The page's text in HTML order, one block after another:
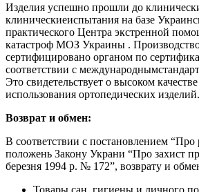
Изделия успешно прошли до
клиническиеиспытания на базе
практического Центра экстренной
катастроф МОЗ Украины .
сертифицировано органом по
соответствии с
Это свидетельствует о высоком
использования ортопедических изделий.
Возврат и обмен:
В соответствии с постановлением
положень Закону Украни “Про захист
березня 1994 р. № 172”, возврату и
Товары сан. гигиены и личного